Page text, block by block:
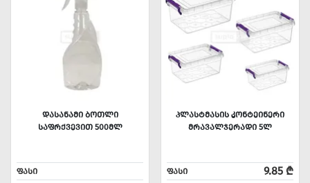
ᲓᲐᲡᲐᲜᲐᲛᲘ ᲑᲝᲗᲚᲘ
ᲡᲐᲤᲠᲥᲕᲔᲕᲘᲗ 500ᲛᲚ
ᲤᲐᲡᲘ
ᲞᲚᲐᲡᲢᲛᲐᲡᲘᲡ ᲙᲝᲜᲢᲔᲘᲜᲔᲠᲘ
ᲛᲠᲐᲕᲐᲚᲯᲔᲠᲐᲓᲘ 5Ლ
ᲤᲐᲡᲘ 9.85 ₾